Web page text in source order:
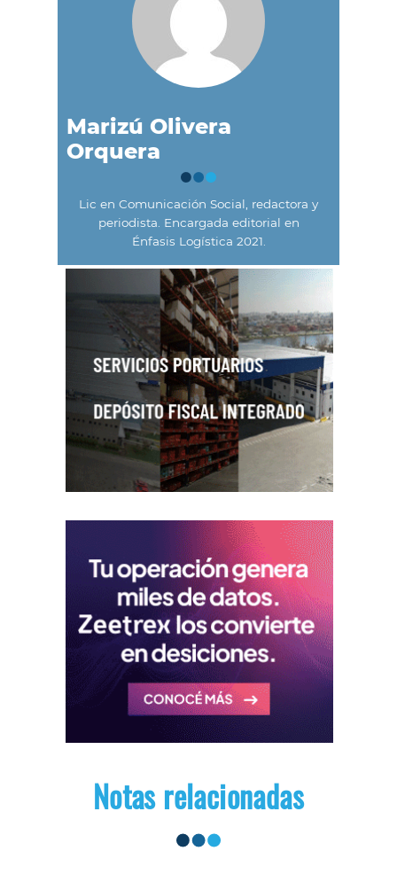
Marizú Olivera
Orquera
Lic en Comunicación Social, redactora y
periodista. Encargada editorial en
Énfasis Logística 2021.
Notas relacionadas